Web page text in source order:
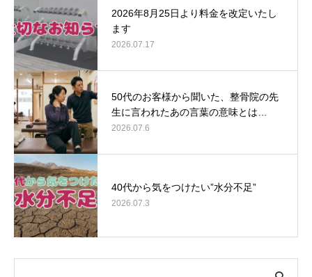
2026年8月25日より料金を改定いたし
ます
2026.07.17
50代のお客様から聞いた、整骨院の先
生に言われたあの言葉の意味とは…
2026.07.6
40代から気をつけたい”水分不足”
2026.07.3